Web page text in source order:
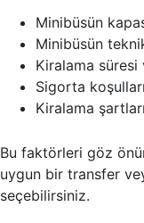
Minibüsün
Minibüsün
Kiralama süresi
Sigorta
Kiralama
Bu faktörleri göz
uygun bir transfer
seçebilirsiniz.